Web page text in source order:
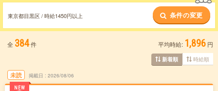
東京都目黒区 / 時給1450円以上 条件の変更
全 384件 平均時給: 1,896 円
新着順 時給順
未読
NEW
掲載日 2026/08/06